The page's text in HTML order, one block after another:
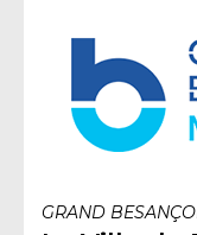
GRAND